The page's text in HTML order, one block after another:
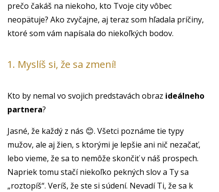
prečo čakáš na niekoho, kto Tvoje city vôbec
neopätuje? Ako zvyčajne, aj teraz som hľadala príčiny,
ktoré som vám napísala do niekoľkých bodov.
1. Myslíš si, že sa zmení!
Kto by nemal vo svojich predstavách obraz ideálneho
partnera?
Jasné, že každý z nás 😊. Všetci poznáme tie typy
mužov, ale aj žien, s ktorými je lepšie ani nič nezačať,
lebo vieme, že sa to nemôže skončiť v náš prospech.
Napriek tomu stačí niekoľko pekných slov a Ty sa
„roztopíš“. Veríš, že ste si súdení. Nevadí Ti, že sa k